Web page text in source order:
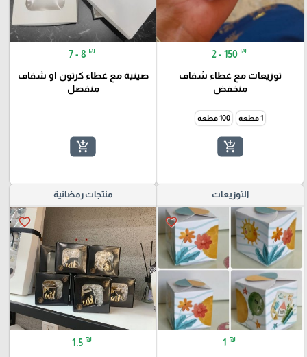
2 - 150 ₪
توزيعات مع غطاء شفاف
منخفض
1 قطعة 100 قطعة
add_shopping_cart
7 - 8 ₪
صينية مع غطاء كرتون او شفاف
منفصل
add_shopping_cart
التوزيعات
favorite_border
1 ₪
منتجات رمضانية
favorite_border
1.5 ₪